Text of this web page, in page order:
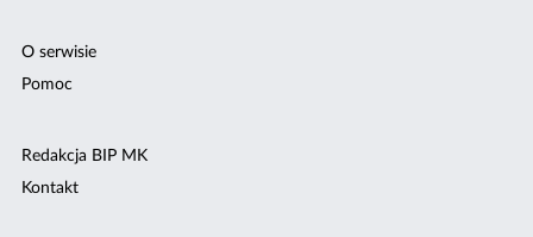
O serwisie
Pomoc
Redakcja BIP MK
Kontakt